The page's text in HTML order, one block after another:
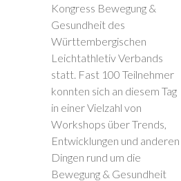
Kongress Bewegung &
Gesundheit des
Württembergischen
Leichtathletiv Verbands
statt. Fast 100 Teilnehmer
konnten sich an diesem Tag
in einer Vielzahl von
Workshops über Trends,
Entwicklungen und anderen
Dingen rund um die
Bewegung & Gesundheit